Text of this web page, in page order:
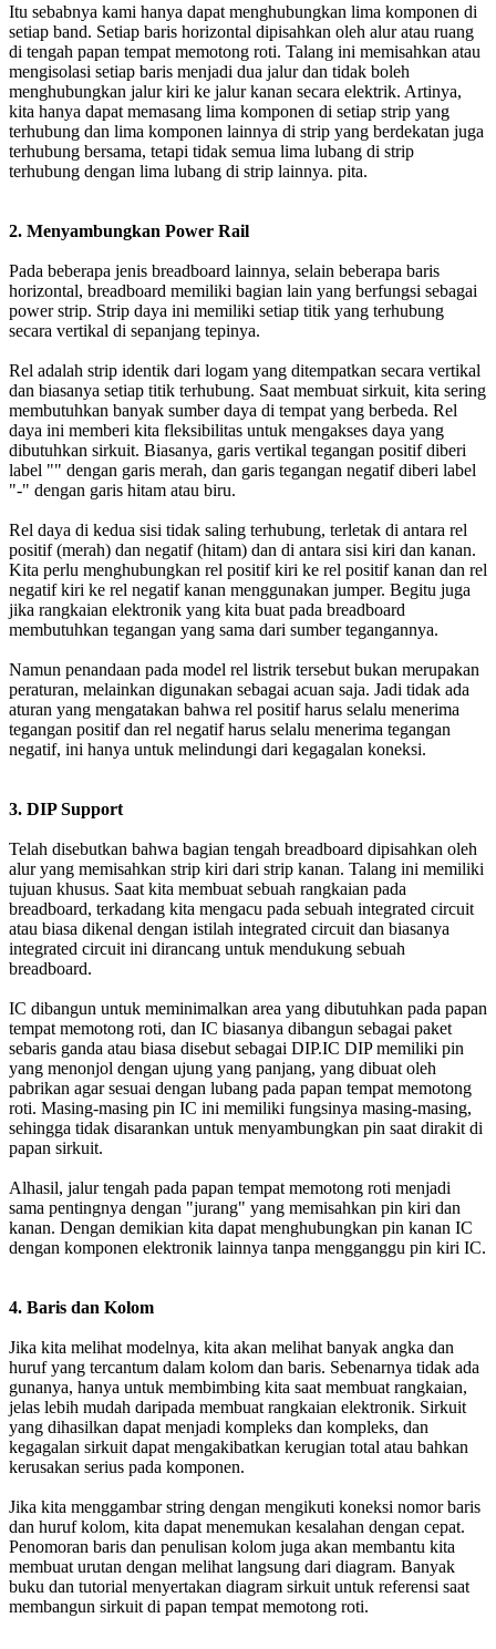
Itu sebabnya kami hanya dapat menghubungkan lima komponen di
setiap band. Setiap baris horizontal dipisahkan oleh alur atau ruang
di tengah papan tempat memotong roti. Talang ini memisahkan atau
mengisolasi setiap baris menjadi dua jalur dan tidak boleh
menghubungkan jalur kiri ke jalur kanan secara elektrik. Artinya,
kita hanya dapat memasang lima komponen di setiap strip yang
terhubung dan lima komponen lainnya di strip yang berdekatan juga
terhubung bersama, tetapi tidak semua lima lubang di strip
terhubung dengan lima lubang di strip lainnya. pita.
2. Menyambungkan Power Rail
Pada beberapa jenis breadboard lainnya, selain beberapa baris
horizontal, breadboard memiliki bagian lain yang berfungsi sebagai
power strip. Strip daya ini memiliki setiap titik yang terhubung
secara vertikal di sepanjang tepinya.
Rel adalah strip identik dari logam yang ditempatkan secara vertikal
dan biasanya setiap titik terhubung. Saat membuat sirkuit, kita sering
membutuhkan banyak sumber daya di tempat yang berbeda. Rel
daya ini memberi kita fleksibilitas untuk mengakses daya yang
dibutuhkan sirkuit. Biasanya, garis vertikal tegangan positif diberi
label "" dengan garis merah, dan garis tegangan negatif diberi label
"-" dengan garis hitam atau biru.
Rel daya di kedua sisi tidak saling terhubung, terletak di antara rel
positif (merah) dan negatif (hitam) dan di antara sisi kiri dan kanan.
Kita perlu menghubungkan rel positif kiri ke rel positif kanan dan rel
negatif kiri ke rel negatif kanan menggunakan jumper. Begitu juga
jika rangkaian elektronik yang kita buat pada breadboard
membutuhkan tegangan yang sama dari sumber tegangannya.
Namun penandaan pada model rel listrik tersebut bukan merupakan
peraturan, melainkan digunakan sebagai acuan saja. Jadi tidak ada
aturan yang mengatakan bahwa rel positif harus selalu menerima
tegangan positif dan rel negatif harus selalu menerima tegangan
negatif, ini hanya untuk melindungi dari kegagalan koneksi.
3. DIP Support
Telah disebutkan bahwa bagian tengah breadboard dipisahkan oleh
alur yang memisahkan strip kiri dari strip kanan. Talang ini memiliki
tujuan khusus. Saat kita membuat sebuah rangkaian pada
breadboard, terkadang kita mengacu pada sebuah integrated circuit
atau biasa dikenal dengan istilah integrated circuit dan biasanya
integrated circuit ini dirancang untuk mendukung sebuah
breadboard.
IC dibangun untuk meminimalkan area yang dibutuhkan pada papan
tempat memotong roti, dan IC biasanya dibangun sebagai paket
sebaris ganda atau biasa disebut sebagai DIP.IC DIP memiliki pin
yang menonjol dengan ujung yang panjang, yang dibuat oleh
pabrikan agar sesuai dengan lubang pada papan tempat memotong
roti. Masing-masing pin IC ini memiliki fungsinya masing-masing,
sehingga tidak disarankan untuk menyambungkan pin saat dirakit di
papan sirkuit.
Alhasil, jalur tengah pada papan tempat memotong roti menjadi
sama pentingnya dengan "jurang" yang memisahkan pin kiri dan
kanan. Dengan demikian kita dapat menghubungkan pin kanan IC
dengan komponen elektronik lainnya tanpa mengganggu pin kiri IC.
4. Baris dan Kolom
Jika kita melihat modelnya, kita akan melihat banyak angka dan
huruf yang tercantum dalam kolom dan baris. Sebenarnya tidak ada
gunanya, hanya untuk membimbing kita saat membuat rangkaian,
jelas lebih mudah daripada membuat rangkaian elektronik. Sirkuit
yang dihasilkan dapat menjadi kompleks dan kompleks, dan
kegagalan sirkuit dapat mengakibatkan kerugian total atau bahkan
kerusakan serius pada komponen.
Jika kita menggambar string dengan mengikuti koneksi nomor baris
dan huruf kolom, kita dapat menemukan kesalahan dengan cepat.
Penomoran baris dan penulisan kolom juga akan membantu kita
membuat urutan dengan melihat langsung dari diagram. Banyak
buku dan tutorial menyertakan diagram sirkuit untuk referensi saat
membangun sirkuit di papan tempat memotong roti.